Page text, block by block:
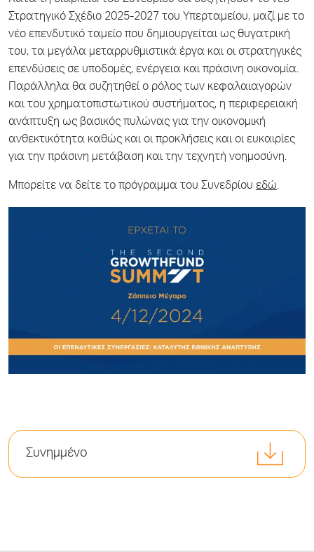
Στρατηγικό Σχέδιο 2025-2027 του Υπερταμείου, μαζί με το
νέο επενδυτικό ταμείο που δημιουργείται ως θυγατρική
του, τα μεγάλα μεταρρυθμιστικά έργα και οι στρατηγικές
επενδύσεις σε υποδομές, ενέργεια και πράσινη οικονομία.
Παράλληλα θα συζητηθεί ο ρόλος των κεφαλαιαγορών
και του χρηματοπιστωτικού συστήματος, η περιφερειακή
ανάπτυξη ως βασικός πυλώνας για την οικονομική
ανθεκτικότητα καθώς και οι προκλήσεις και οι ευκαιρίες
για την πράσινη μετάβαση και την τεχνητή νοημοσύνη.
Μπορείτε να δείτε το πρόγραμμα του Συνεδρίου εδώ.
Συνημμένο